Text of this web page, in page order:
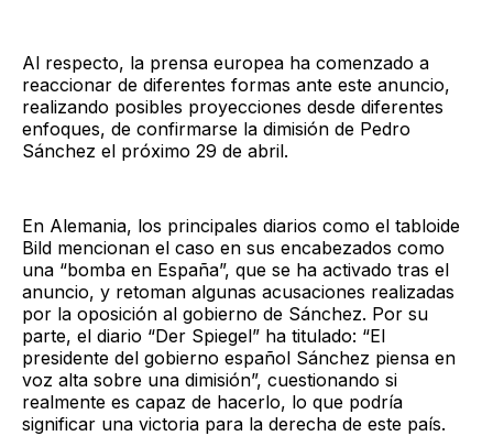
Al respecto, la prensa europea ha comenzado a
reaccionar de diferentes formas ante este anuncio,
realizando posibles proyecciones desde diferentes
enfoques, de confirmarse la dimisión de Pedro
Sánchez el próximo 29 de abril.
En Alemania, los principales diarios como el tabloide
Bild mencionan el caso en sus encabezados como
una “bomba en España”, que se ha activado tras el
anuncio, y retoman algunas acusaciones realizadas
por la oposición al gobierno de Sánchez. Por su
parte, el diario “Der Spiegel” ha titulado: “El
presidente del gobierno español Sánchez piensa en
voz alta sobre una dimisión”, cuestionando si
realmente es capaz de hacerlo, lo que podría
significar una victoria para la derecha de este país.